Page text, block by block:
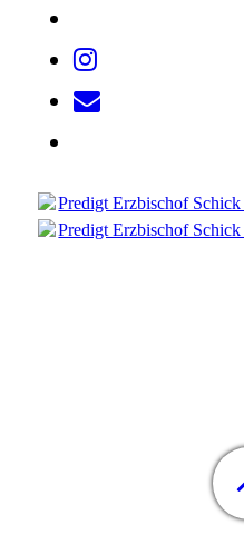
Predigt Erzbischof
Predigt Erzbischof